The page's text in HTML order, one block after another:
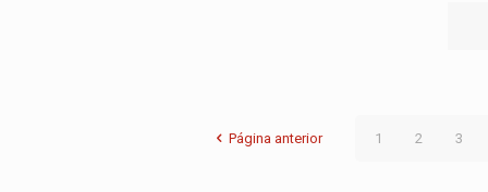
Página anterior 1 2 3